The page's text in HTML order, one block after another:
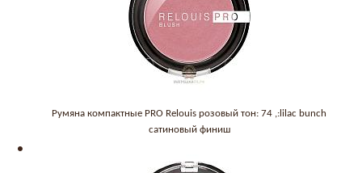
Румяна компактные PRO Relouis розовый тон: 74 ,:lilac bunch
сатиновый финиш